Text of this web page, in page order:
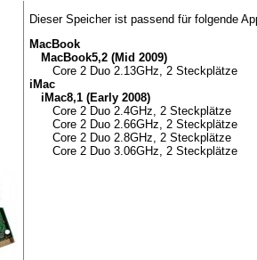
Dieser Speicher ist passend für folgende
MacBook
MacBook5,2 (Mid 2009)
Core 2 Duo 2.13GHz, 2 Steckplätze
iMac
iMac8,1 (Early 2008)
Core 2 Duo 2.4GHz, 2 Steckplätze
Core 2 Duo 2.66GHz, 2 Steckplätze
Core 2 Duo 2.8GHz, 2 Steckplätze
Core 2 Duo 3.06GHz, 2 Steckplätze